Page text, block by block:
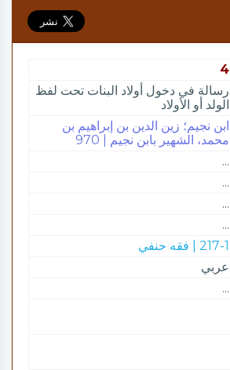
4
رسالة في دخول أولاد البنات تحت لفظ
الولد أو الأولاد
ابن نجيم؛ زين الدين بن إبراهيم بن
محمد، الشهير بابن نجيم | 970
...
...
...
...
217-1 | فقه حنفي
عربي
...